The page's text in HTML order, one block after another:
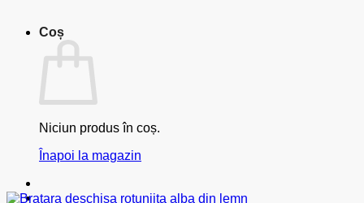
Coș
Niciun produs în coș.
Înapoi la magazin